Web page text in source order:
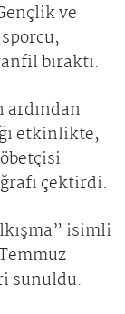
ve
bıraktı.
ardından
etkinlikte,
çektirdi.
isimli
sunuldu.